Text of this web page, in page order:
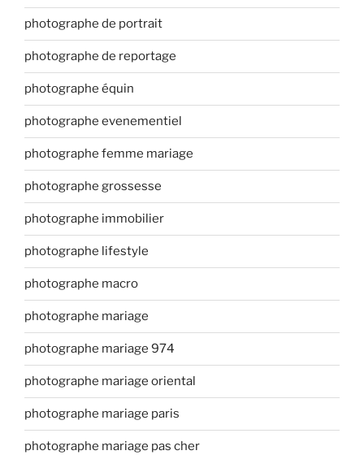
photographe de portrait
photographe de reportage
photographe équin
photographe evenementiel
photographe femme mariage
photographe grossesse
photographe immobilier
photographe lifestyle
photographe macro
photographe mariage
photographe mariage 974
photographe mariage oriental
photographe mariage paris
photographe mariage pas cher